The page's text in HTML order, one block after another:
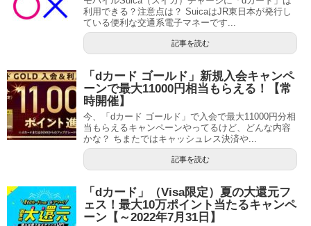
利用できる？注意点は？ SuicaはJR東日本が発行し
ている便利な交通系電子マネーです...
記事を読む
「dカード ゴールド」新規入会キャンペ
ーンで最大11000円相当もらえる！【常
時開催】
今、「dカード ゴールド」で入会で最大11000円分相
当もらえるキャンペーンやってるけど、どんな内容
かな？ ちまたではキャッシュレス決済や...
記事を読む
「dカード」（Visa限定）夏の大還元フ
ェス！最大10万ポイント当たるキャンペ
ーン【～2022年7月31日】